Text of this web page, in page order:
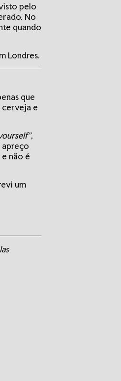
pelo
No
quando
Londres.
que
cerveja e
,
apreço
não é
um